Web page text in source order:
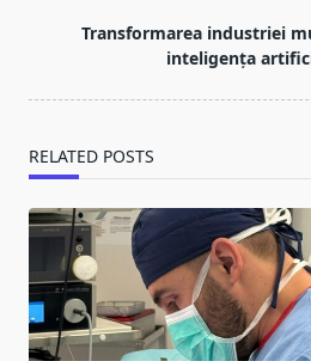
reader-
text">Page</span>
Transformarea industriei
inteligența
RELATED POSTS